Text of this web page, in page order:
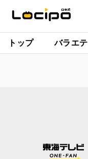
トップ バラエ